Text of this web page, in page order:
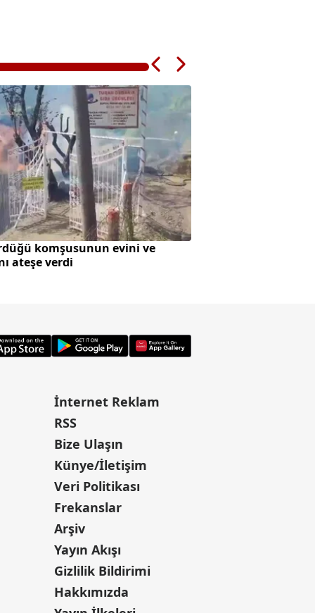
komşusunun evini ve
ateşe verdi
İnternet Reklam
RSS
Bize Ulaşın
Künye/İletişim
Veri Politikası
Frekanslar
Arşiv
Yayın Akışı
Gizlilik Bildirimi
Hakkımızda